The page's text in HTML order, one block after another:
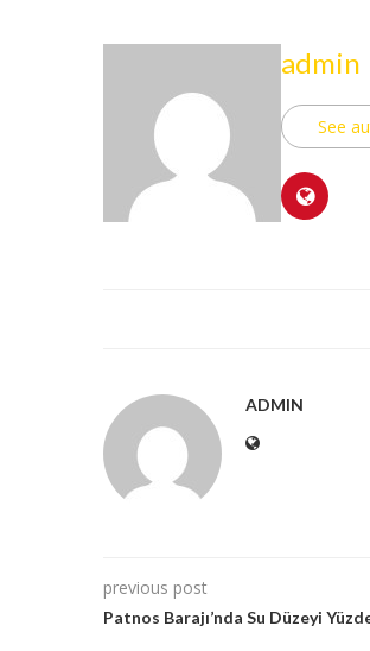
admin
See
ADMIN
previous post
Patnos Barajı’nda Su Düzeyi